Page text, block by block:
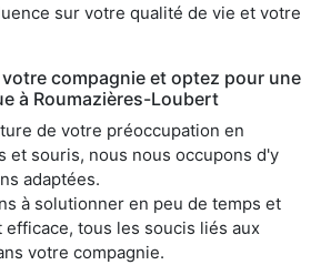
sur votre qualité de vie et votre
votre compagnie et optez pour une
à Roumazières-Loubert
de votre préoccupation en
et souris, nous nous occupons d'y
adaptées.
à solutionner en peu de temps et
tous les soucis liés aux
votre compagnie.